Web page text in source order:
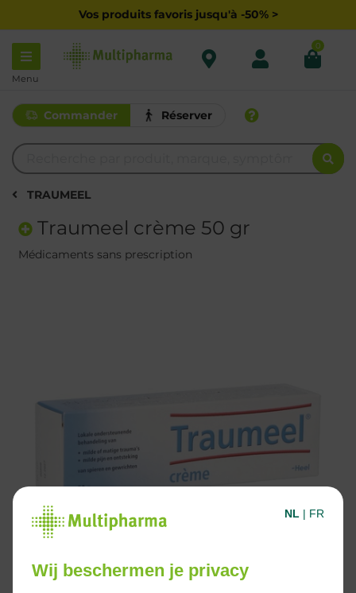
Vos produits favoris jusqu'à -50% >
Menu
0
Commander Réserver
TRAUMEEL
Traumeel crème 50 gr
Médicaments sans prescription
NL | FR
Wij beschermen je privacy